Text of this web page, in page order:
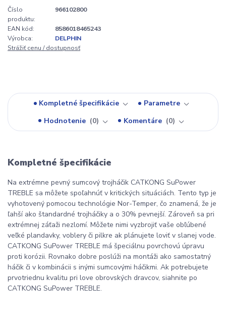
Číslo
produktu:
966102800
EAN kód:
8586018465243
Výrobca:
DELPHIN
Strážiť cenu / dostupnosť
Kompletné špecifikácie
Parametre
Hodnotenie
0 Komentáre 0
Kompletné špecifikácie
Na extrémne pevný sumcový trojháčik CATKONG SuPower
TREBLE sa môžete spoľahnúť v kritických situáciách. Tento typ je
vyhotovený pomocou technológie Nor-Temper, čo znamená, že je
ľahší ako štandardné trojháčiky a o 30% pevnejší. Zároveň sa pri
extrémnej záťaži nezlomí. Môžete nimi vyzbrojiť vaše obľúbené
veľké plandavky, voblery či pilkre ak plánujete loviť v slanej vode.
CATKONG SuPower TREBLE má špeciálnu povrchovú úpravu
proti korózii. Rovnako dobre poslúži na montáži ako samostatný
háčik či v kombinácii s inými sumcovými háčikmi. Ak potrebujete
prvotriednu kvalitu pri love obrovských dravcov, siahnite po
CATKONG SuPower TREBLE.